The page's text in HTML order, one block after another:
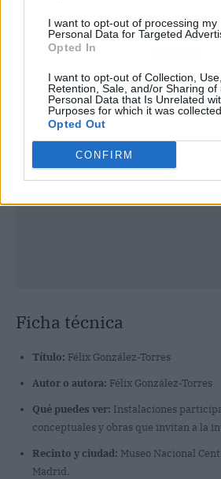
I want to opt-out of processing my
Personal Data for Targeted
Opted In
I want to opt-out of Collection, Use,
Retention, Sale, and/or Sharing of
Personal Data that Is Unrelated
Purposes for which it was collected.
Opted Out
CONFIRM
Ficha técnica
Título: Félix González-Torres
Autor o autora: Félix González-Torres
Qué puedes ver: Instalaciones
conceptuales y obras que invitan a la
Recinto y ciudad: Museo Nacional
Madrid.